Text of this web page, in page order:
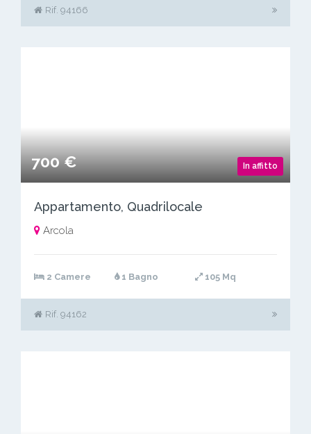
Rif. 94166
In affitto
700 €
Appartamento, Quadrilocale
Arcola
2 Camere 1 Bagno 105 Mq
Rif. 94162